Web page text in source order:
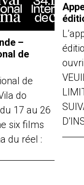
–
de
de
do
17 au 26
six films
du réel :